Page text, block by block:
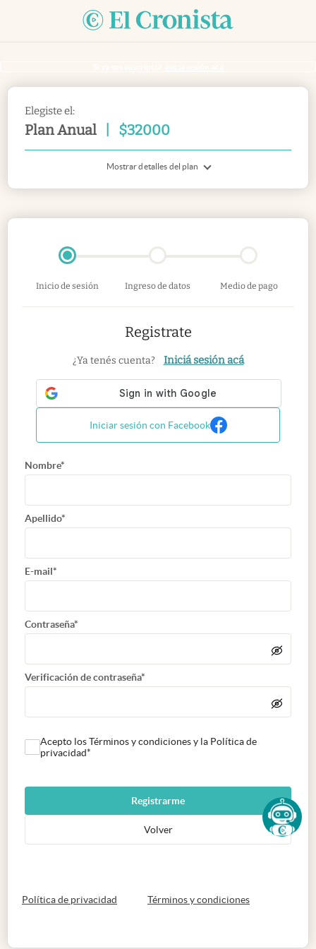
Elegiste el:
Plan Anual $32000
Mostrar detalles del plan
Inicio de sesión Ingreso de datos Medio de pago
Registrate
¿Ya tenés cuenta? Iniciá sesión acá
Iniciar sesión con Facebook
Nombre*
Apellido*
E-mail*
Contraseña*
Verificación de contraseña*
Acepto los Términos y condiciones y la Política de
privacidad*
Registrarme
Volver
Política de privacidad abre en nueva pestaña
Términos y condicionesabre en nueva